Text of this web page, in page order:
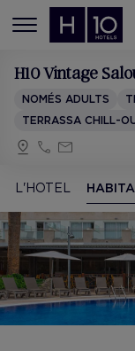
MENÚ
H10 Vintage
NOMÉS ADULTS
TERRASSA CHILL-
L'HOTEL